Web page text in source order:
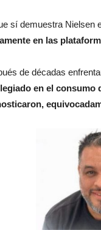
sí demuestra Nielsen
en las
de décadas
en el consumo